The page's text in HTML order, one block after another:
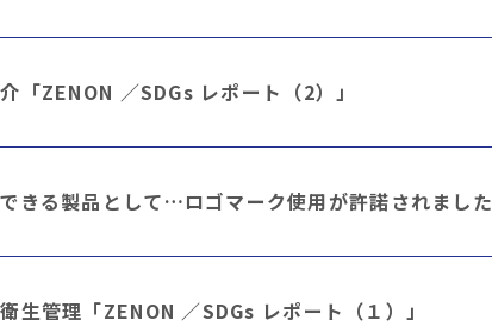
「ZENON ／SDGs レポート（2）」
きる製品として…ロゴマーク使用が許諾されました
生管理「ZENON ／SDGs レポート（１）」